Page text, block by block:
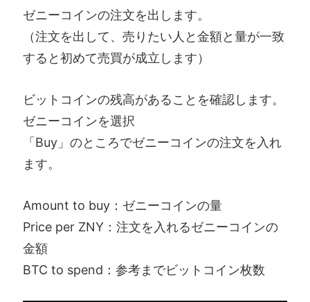
ゼニーコインの注文を出します。
（注文を出して、売りたい人と金額と量が一致
すると初めて売買が成立します）
ビットコインの残高があることを確認します。
ゼニーコインを選択
「Buy」のところでゼニーコインの注文を入れ
ます。
Amount to buy：ゼニーコインの量
Price per ZNY：注文を入れるゼニーコインの
金額
BTC to spend：参考までビットコイン枚数